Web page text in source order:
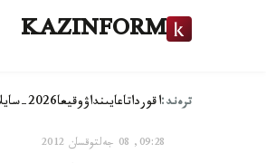
KAZINFORM
ترەند:اقورداتاعايىنداۋوقيعا2026-سايلاۋ
09:28, 08 جەلتوقسان 2012